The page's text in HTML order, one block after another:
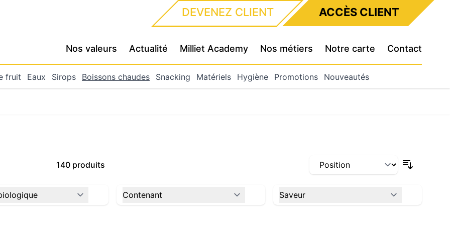
DEVENEZ CLIENT ACCÈS CLIENT
Nos valeurs Actualité Milliet Academy Nos métiers Notre carte Contact
fruit Eaux Sirops Boissons chaudes Snacking Matériels Hygiène Promotions
Nouveautés
140 produits
Contenant
Saveur